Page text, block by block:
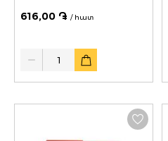
616,00 ֏ / հատ
Quantity